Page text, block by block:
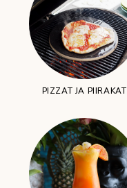
PIZZAT JA PIIRAKAT